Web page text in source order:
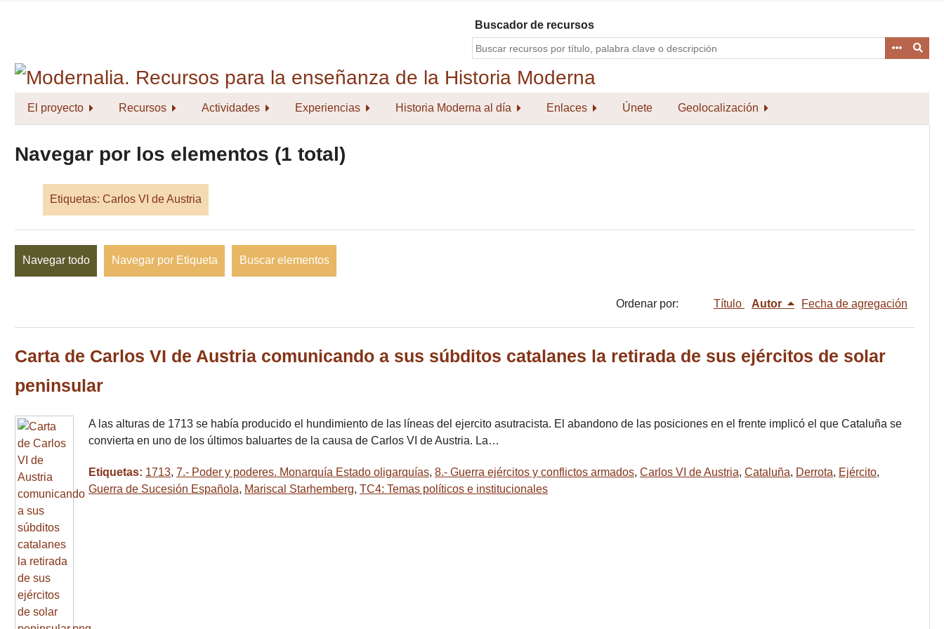
Buscador de recursos
El proyecto Recursos Actividades Experiencias Historia Moderna al día Enlaces Únete Geolocalización
Navegar por los elementos (1 total)
Etiquetas: Carlos VI de Austria
Navegar todo Navegar por Etiqueta Buscar elementos
Ordenar por: Título Autor Fecha de agregación
Carta de Carlos VI de Austria comunicando a sus súbditos catalanes la retirada de sus ejércitos de solar
peninsular
A las alturas de 1713 se había producido el hundimiento de las líneas del ejercito asutracista. El abandono de las posiciones en el frente implicó el que Cataluña se
convierta en uno de los últimos baluartes de la causa de Carlos VI de Austria. La…
Etiquetas: 1713, 7.- Poder y poderes. Monarquía Estado oligarquías, 8.- Guerra ejércitos y conflictos armados, Carlos VI de Austria, Cataluña, Derrota, Ejército,
Guerra de Sucesión Española, Mariscal Starhemberg, TC4: Temas políticos e institucionales